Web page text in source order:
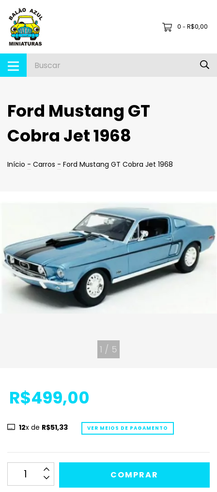
0 - R$0,00
Ford Mustang GT
Cobra Jet 1968
Início - Carros - Ford Mustang GT Cobra Jet 1968
1 / 5
R$499,00
12x de R$51,33 VER MEIOS DE PAGAMENTO